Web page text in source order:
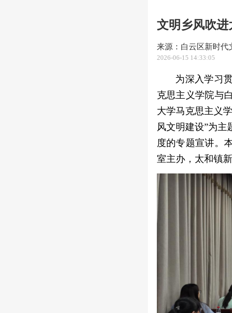
文明乡风吹
来源：白云区新时代
2026-06-15 14:33:05
为深入学习
克思主义学院与
大学马克思主义
风文明建设”为
度的专题宣讲。
室主办，太和镇